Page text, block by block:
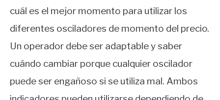
cuál es el mejor momento para utilizar los
diferentes osciladores de momento del precio.
Un operador debe ser adaptable y saber
cuándo cambiar porque cualquier oscilador
puede ser engañoso si se utiliza mal. Ambos